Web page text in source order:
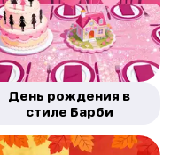
День рождения в
стиле Барби